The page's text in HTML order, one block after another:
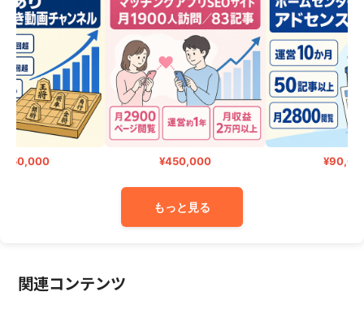
¥450,000 ¥90,000
もっと見る
関連コンテンツ